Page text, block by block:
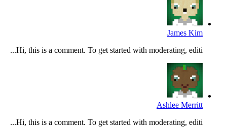
James Kim
Hi, this is a comment. To get started with moderating, editi...
Ashlee Merritt
Hi, this is a comment. To get started with moderating, editi...